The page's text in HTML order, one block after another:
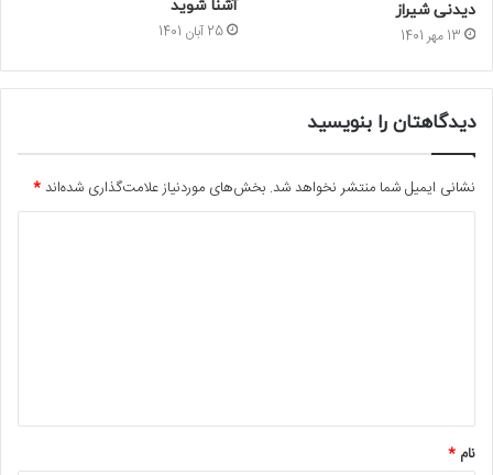
دیدنی شیراز
13 مهر 1401
آشنا شوید
25 آبان 1401
دیدگاهتان را بنویسید
نشانی ایمیل شما منتشر نخواهد شد. بخش‌های موردنیاز علامت‌گذاری شده‌اند*
*
نام *